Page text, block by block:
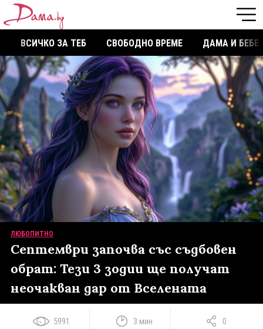
ВСИЧКО ЗА ТЕБ СВОБОДНО ВРЕМЕ ДАМА И БЕБЕ
ЛЮБОПИТНО
Септември започва със съдбовен
обрат: Тези 3 зодии ще получат
неочакван дар от Вселената
5991 3 мин 0